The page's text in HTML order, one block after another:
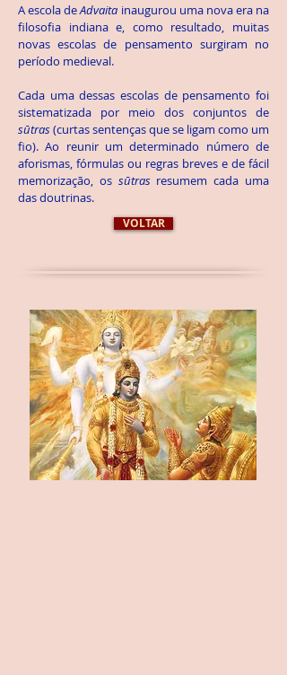
A escola deAdvaita inaugurou uma nova era na
filosofia indiana e, como resultado, muitas
novas escolas de pensamento surgiram no
período medieval.
Cada uma dessas escolas de pensamento foi
sistematizada por meio dos conjuntos de
sūtras(curtas sentenças que se ligam como um
fio). Ao reunir um determinado número de
aforismas, fórmulas ou regras breves e de fácil
memorização, os sūtrasresumem cada uma
das doutrinas.
VOLTAR